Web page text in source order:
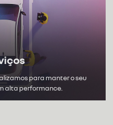
para manter o seu
alta performance.